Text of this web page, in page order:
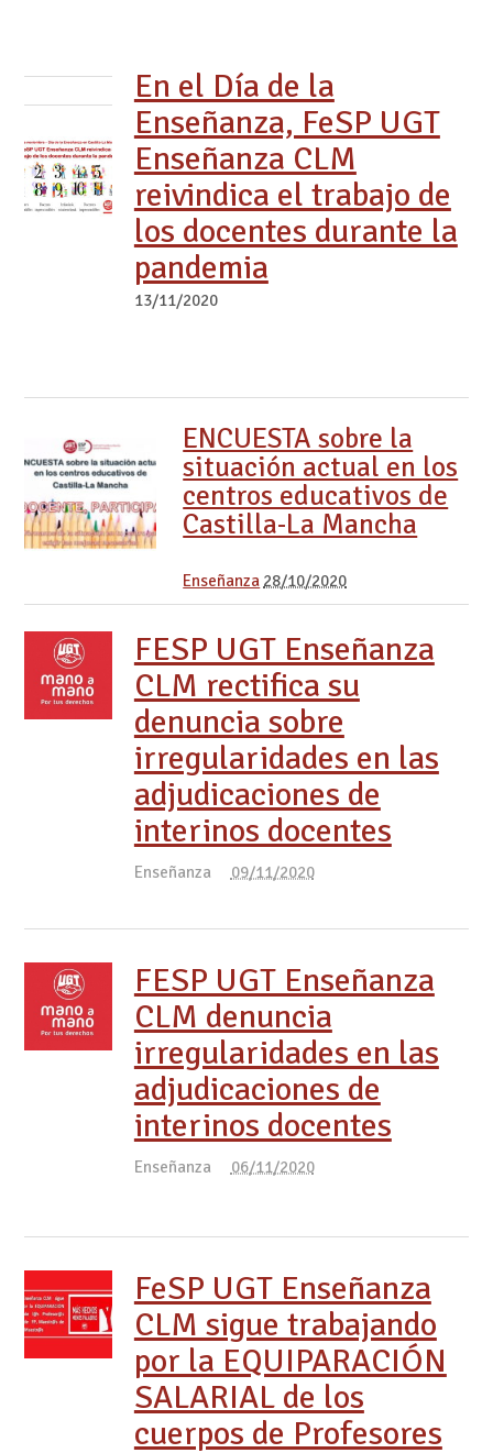
En el Día de la
Enseñanza, FeSP UGT
Enseñanza CLM
reivindica el trabajo de
los docentes durante la
pandemia
13/11/2020
ENCUESTA sobre la
situación actual en los
centros educativos de
Castilla-La Mancha
Enseñanza 28/10/2020
FESP UGT Enseñanza
CLM rectifica su
denuncia sobre
irregularidades en las
adjudicaciones de
interinos docentes
Enseñanza 09/11/2020
FESP UGT Enseñanza
CLM denuncia
irregularidades en las
adjudicaciones de
interinos docentes
Enseñanza 06/11/2020
FeSP UGT Enseñanza
CLM sigue trabajando
por la EQUIPARACIÓN
SALARIAL de los
cuerpos de Profesores